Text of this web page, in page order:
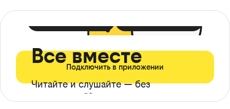
Все вместе
Читайте и слушайте — без
ограничений*
Подключить в приложении